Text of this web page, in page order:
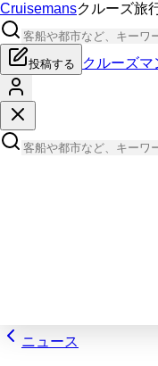
Cruisemansクルーズ旅
投稿する クルーズマ
ニュース